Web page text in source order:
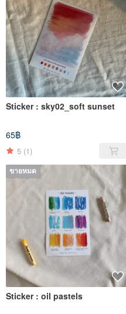
Sticker : sky02_soft sunset
65฿
5 (1)
ขายหมด
Sticker : oil pastels